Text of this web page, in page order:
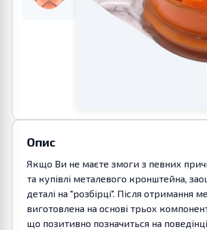
Опис
Якщо Ви не маєте змоги з певних
та купівлі металевого кронштейна,
деталі на "розбірці". Після
виготовлена на основі трьох
що позитивно позначиться на